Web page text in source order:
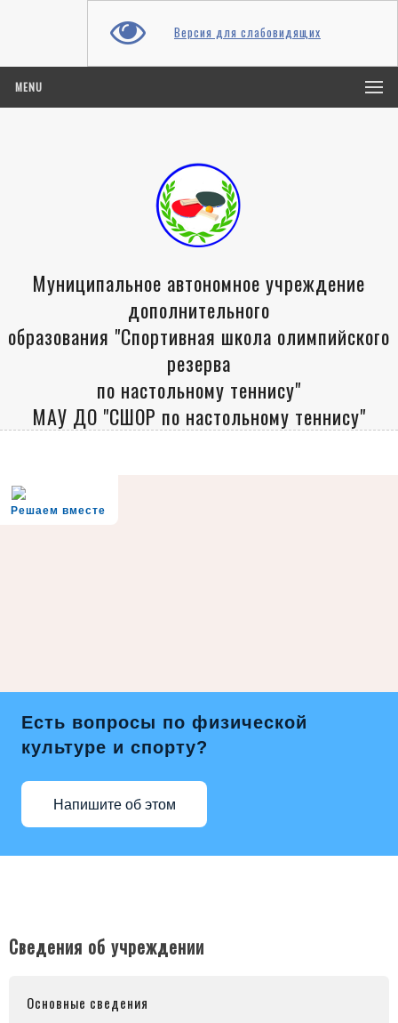
Версия для слабовидящих
MENU
Муниципальное автономное учреждение
дополнительного
образования "Спортивная школа олимпийского
резерва
по настольному теннису"
МАУ ДО "СШОР по настольному теннису"
Решаем вместе
Есть вопросы по физической
культуре и спорту?
Напишите об этом
Сведения об учреждении
Основные сведения